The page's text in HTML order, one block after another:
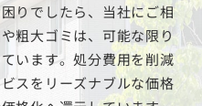
りでしたら、当社にご相
粗大ゴミは、可能な限り
います。処分費用を削減
スをリーズナブルな価格